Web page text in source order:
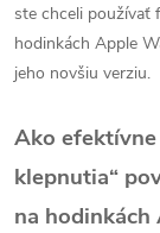
ste chceli používať
hodinkách Apple
jeho novšiu verziu.
Ako
klepnutia“
na